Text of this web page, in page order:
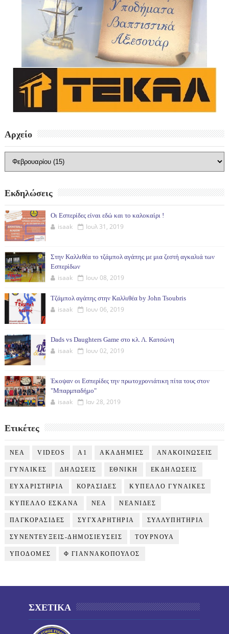
Αρχείο
Εκδηλώσεις
Οι Εσπερίδες είναι εδώ και το καλοκαίρι !
isaak Ιουλ 31, 2019
Στην Καλλιθέα το τζάμπολ αγάπης με μια ζεστή αγκαλιά των
Εσπερίδων
isaak Ιουν 08, 2019
Τζάμπολ αγάπης στην Καλλιθέα by John Tsoubris
isaak Ιουν 06, 2019
Dads vs Daughters Game στο κλ. Λ. Κατσώνη
isaak Ιουν 02, 2019
Έκοψαν οι Εσπερίδες την πρωτοχρονιάτικη πίτα τους στον
"Μπαρμπαδήμο"
isaak Ιαν 28, 2019
Ετικέτες
NEA VIDEOS Α1 ΑΚΑΔΗΜΙΕΣ ΑΝΑΚΟΙΝΩΣΕΙΣ
ΓΥΝΑΙΚΕΣ ΔΗΛΩΣΕΙΣ ΕΘΝΙΚΗ ΕΚΔΗΛΩΣΕΙΣ
ΕΥΧΑΡΙΣΤΗΡΙΑ ΚΟΡΑΣΙΔΕΣ ΚΥΠΕΛΛΟ ΓΥΝΑΙΚΕΣ
ΚΥΠΕΛΛΟ ΕΣΚΑΝΑ ΝΕΑ ΝΕΑΝΙΔΕΣ
ΠΑΓΚΟΡΑΣΙΔΕΣ ΣΥΓΧΑΡΗΤΗΡΙΑ ΣΥΛΛΥΠΗΤΗΡΙΑ
ΣΥΝΕΝΤΕΥΞΕΙΣ-ΔΗΜΟΣΙΕΥΣΕΙΣ ΤΟΥΡΝΟΥΑ
ΥΠΟΔΟΜΕΣ Φ ΓΙΑΝΝΑΚΟΠΟΥΛΟΣ
ΣΧΕΤΙΚΑ